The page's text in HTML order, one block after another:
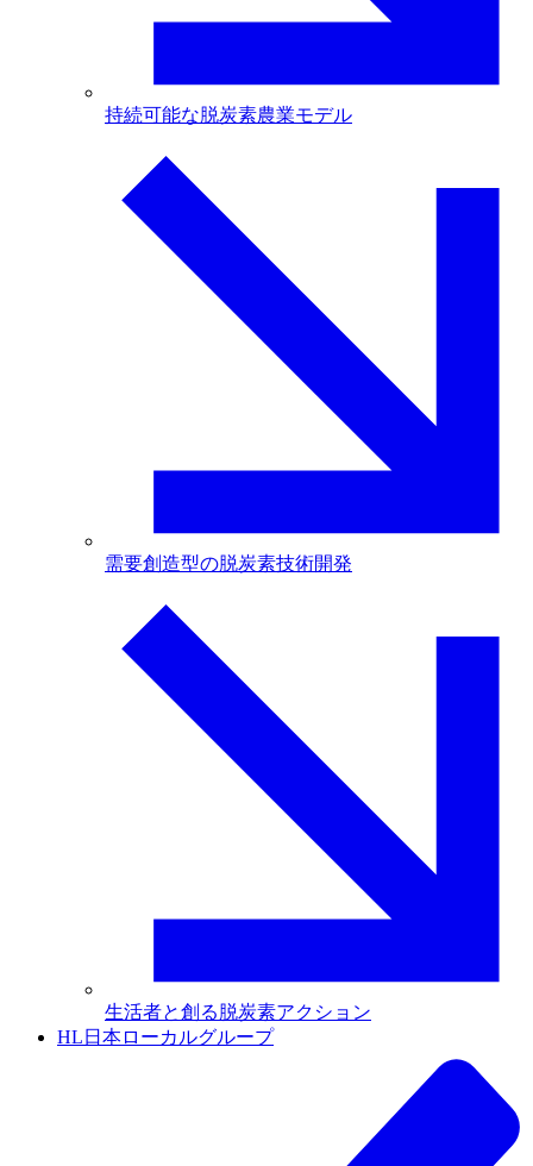
持続可能な脱炭素農業モデル
需要創造型の脱炭素技術開発
生活者と創る脱炭素アクション
HL日本ローカルグループ